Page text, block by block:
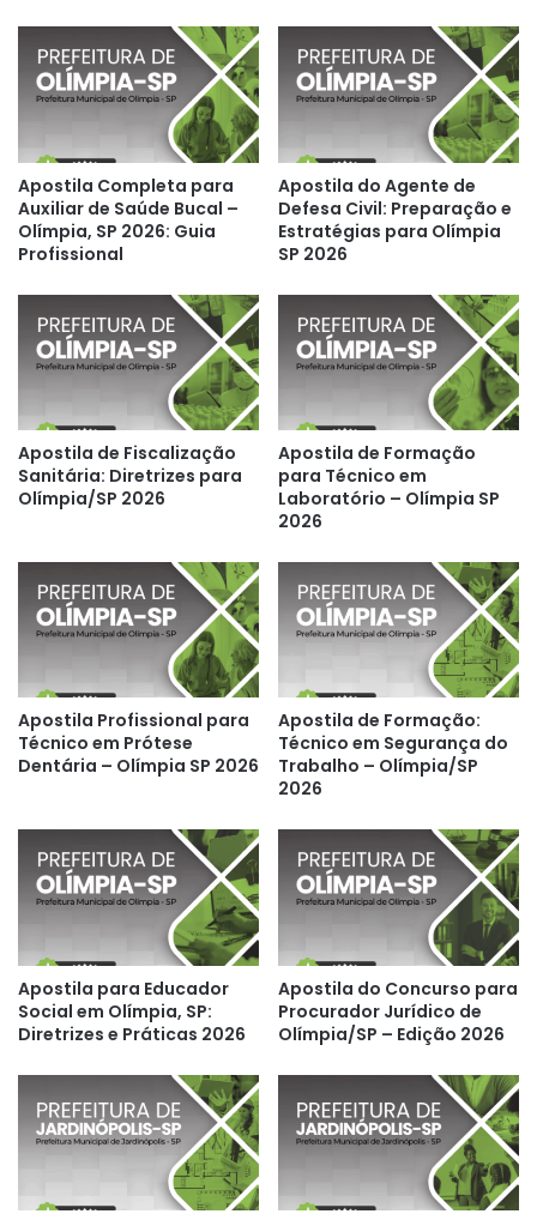
Apostila Completa para
Auxiliar de Saúde Bucal –
Olímpia, SP 2026: Guia
Profissional
Apostila do Agente de
Defesa Civil: Preparação e
Estratégias para Olímpia
SP 2026
Apostila de Fiscalização
Sanitária: Diretrizes para
Olímpia/SP 2026
Apostila de Formação
para Técnico em
Laboratório – Olímpia SP
2026
Apostila Profissional para
Técnico em Prótese
Dentária – Olímpia SP 2026
Apostila de Formação:
Técnico em Segurança do
Trabalho – Olímpia/SP
2026
Apostila para Educador
Social em Olímpia, SP:
Diretrizes e Práticas 2026
Apostila do Concurso para
Procurador Jurídico de
Olímpia/SP – Edição 2026